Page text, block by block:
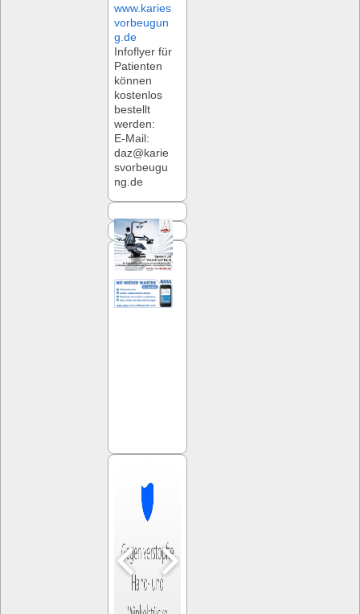
www.karies
vorbeugun
g.de
Infoflyer für
Patienten
können
kostenlos
bestellt
werden:
E-Mail:
daz@karie
svorbeugu
ng.de